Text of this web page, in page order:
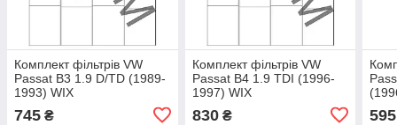
Комплект фільтрів VW
Passat B3 1.9 D/TD (1989-
1993) WIX
745 ₴
Комплект фільтрів VW
Passat B4 1.9 TDI (1996-
1997) WIX
830₴ 595